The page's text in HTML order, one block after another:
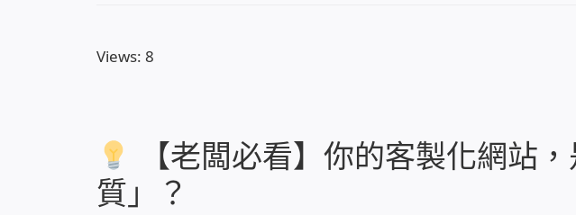
Views: 8
【老闆必看】你的客製化網站
質」？